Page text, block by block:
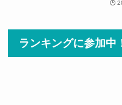
ランキングに参加中